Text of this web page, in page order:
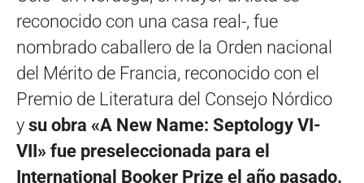
reconocido con una casa real-, fue
nombrado caballero de la Orden nacional
del Mérito de Francia, reconocido con el
Premio de Literatura del Consejo Nórdico
y su obra «A New Name: Septology VI-
VII» fue preseleccionada para el
International Booker Prize el año pasado.